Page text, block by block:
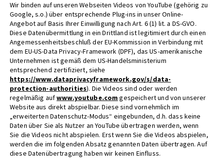
Wir binden auf unseren Webseiten Videos von YouTube (gehörig zu
Google, s.o.) über entsprechende Plug-ins in unser Online-
Angebot auf Basis Ihrer Einwilligung nach Art. 6 (1) lit. a DS-GVO.
Diese Datenübermittlung in ein Drittland ist legitimiert durch einen
Angemessenheitsbeschluß der EU-Kommission in Verbindung mit
dem EU-US-Data Privacy-Framework (DPF), das US-amerikanische
Unternehmen ist gemäß dem US-Handelsministerium
entsprechend zertifiziert, siehe
https://www.dataprivacyframework.gov/s/data-
protection-authorities). Die Videos sind oder werden
regelmäßig aufwww.youtube.comgespeichert und von unserer
Website aus direkt abspielbar. Diese sind vornehmlich im
„erweiterten Datenschutz-Modus“ eingebunden, d.h. dass keine
Daten über Sie als Nutzer an YouTube übertragen werden, wenn
Sie die Videos nicht abspielen. Erst wenn Sie die Videos abspielen,
werden die im folgenden Absatz genannten Daten übertragen. Auf
diese Datenübertragung haben wir keinen Einfluss.